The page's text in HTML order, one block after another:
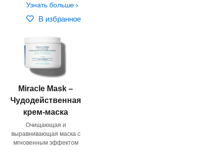
Узнать больше
В избранное
Miracle Mask –
Чудодейственная
крем-маска
Очищающая и
выравнивающая маска с
мгновенным эффектом